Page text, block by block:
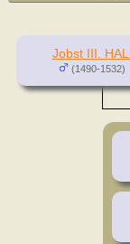
Jobst III.
(1490-1532)